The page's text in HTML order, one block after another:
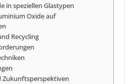
in speziellen Glastypen
Oxide auf
Recycling